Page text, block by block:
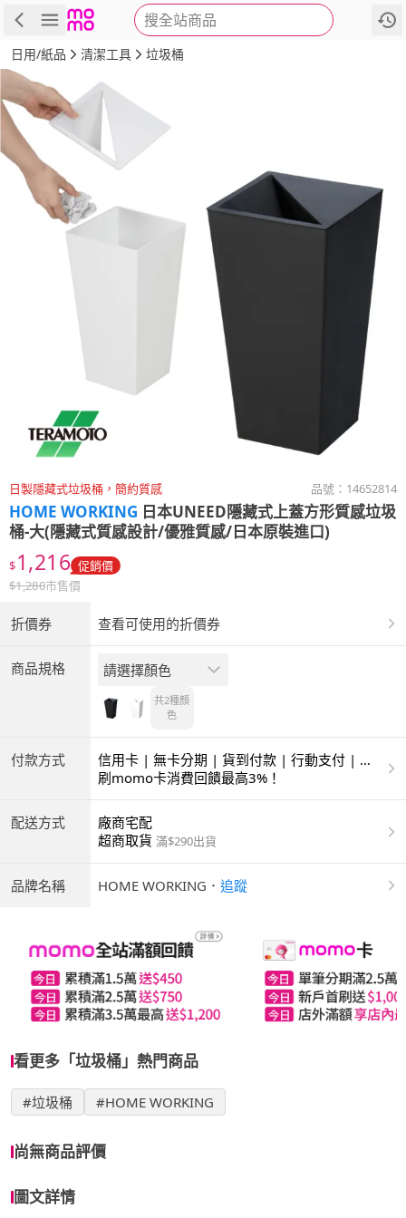
搜全站商品
商品 評價 詳情
日用/紙品 清潔工具 垃圾桶
日製隱藏式垃圾桶，簡約質感 品號： 14652814
HOME WORKING 日本UNEED隱藏式上蓋方形質感垃圾
桶-大(隱藏式質感設計/優雅質感/日本原裝進口)
$1,216 促銷價
$1,280市售價
折價券 查看可使用的折價券
商品規格 請選擇顏色
共2種顏
色
付款方式
信用卡 | 無卡分期 | 貨到付款 | 行動支付 | 超
商付款 | ATM | 銀聯卡
刷momo卡消費回饋最高3%！
配送方式
廠商宅配
超商取貨 滿$290出貨
品牌名稱 HOME WORKING ． 追蹤
看更多「垃圾桶」熱門商品
#垃圾桶 #HOME WORKING
尚無商品評價
圖文詳情